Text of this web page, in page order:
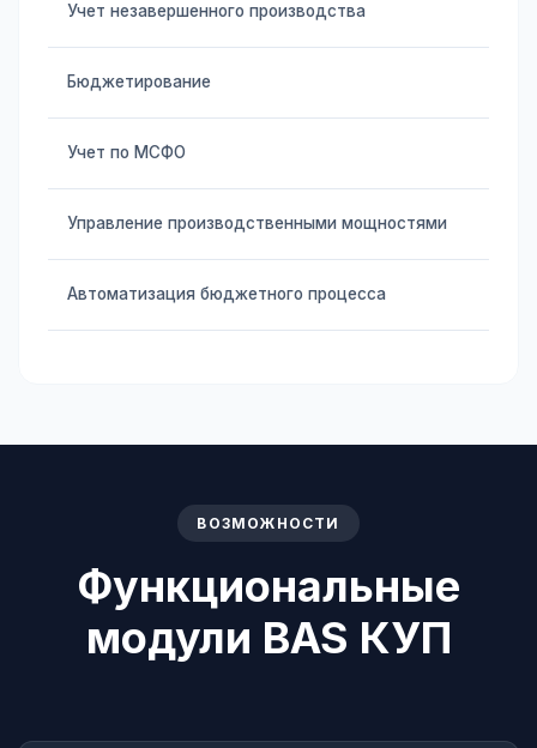
Учет незавершенного производства
Бюджетирование
Учет по МСФО
Управление производственными мощностями
Автоматизация бюджетного процесса
ВОЗМОЖНОСТИ
Функциональные
модули BAS КУП